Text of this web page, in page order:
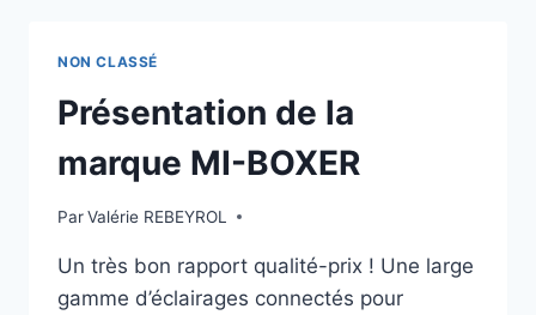
NON CLASSÉ
Présentation de la
marque MI-BOXER
ParValérie REBEYROL
Un très bon rapport qualité-prix ! Une large
gamme d’éclairages connectés pour